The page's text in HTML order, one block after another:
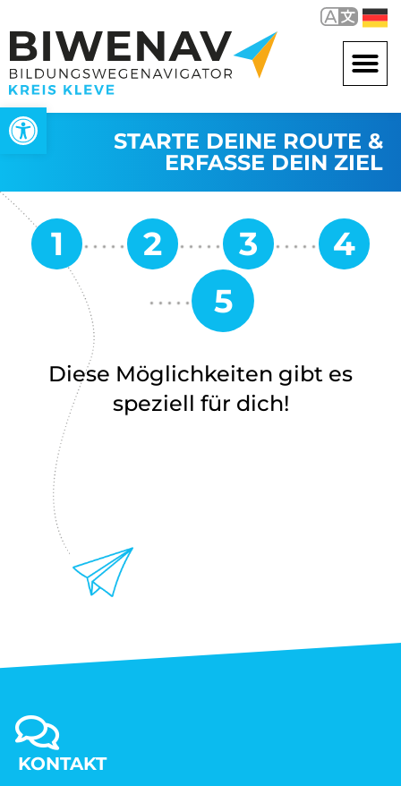
Werkzeugleiste öffnen
STARTE DEINE ROUTE &
ERFASSE DEIN ZIEL
Diese Möglichkeiten gibt es
speziell für dich!
KONTAKT